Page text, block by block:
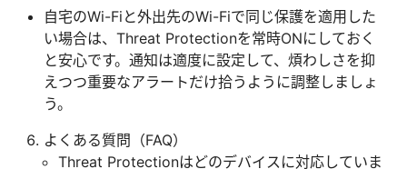
自宅のWi-Fiと外出先のWi-Fiで同じ保護を適用した
い場合は、Threat Protectionを常時ONにしておく
と安心です。通知は適度に設定して、煩わしさを抑
えつつ重要なアラートだけ拾うように調整しましょ
う。
よくある質問（FAQ）
Threat Protectionはどのデバイスに対応していま